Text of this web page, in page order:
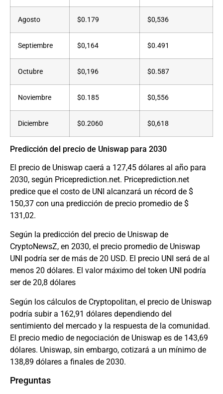
Agosto $0.179 $0,536
Septiembre $0,164 $0.491
Octubre $0,196 $0.587
Noviembre $0.185 $0,556
Diciembre $0.2060 $0,618
Predicción del precio de Uniswap para 2030
El precio de Uniswap caerá a 127,45 dólares al año para
2030, según Priceprediction.net. Priceprediction.net
predice que el costo de UNI alcanzará un récord de $
150,37 con una predicción de precio promedio de $
131,02.
Según la predicción del precio de Uniswap de
CryptoNewsZ, en 2030, el precio promedio de Uniswap
UNI podría ser de más de 20 USD. El precio UNI será de al
menos 20 dólares. El valor máximo del token UNI podría
ser de 20,8 dólares
Según los cálculos de Cryptopolitan, el precio de Uniswap
podría subir a 162,91 dólares dependiendo del
sentimiento del mercado y la respuesta de la comunidad.
El precio medio de negociación de Uniswap es de 143,69
dólares. Uniswap, sin embargo, cotizará a un mínimo de
138,89 dólares a finales de 2030.
Preguntas